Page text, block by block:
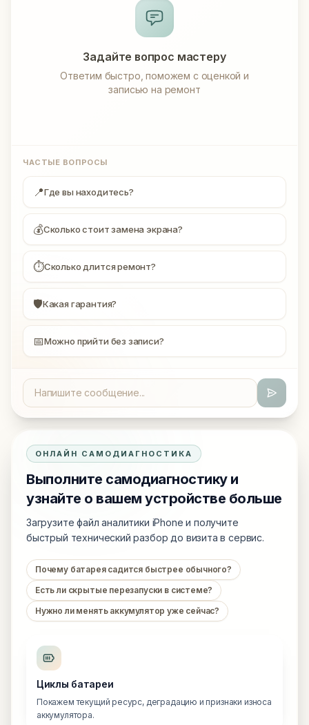
Задайте вопрос мастеру
Ответим быстро, поможем с оценкой и
записью на ремонт
ЧАСТЫЕ ВОПРОСЫ
📍Где вы находитесь?
💰Сколько стоит замена экрана?
⏱Сколько длится ремонт?
🛡Какая гарантия?
📅Можно прийти без записи?
ОНЛАЙН САМОДИАГНОСТИКА
Выполните самодиагностику и
узнайте о вашем устройстве больше
Загрузите файл аналитики iPhone и получите
быстрый технический разбор до визита в сервис.
Почему батарея садится быстрее обычного?
Есть ли скрытые перезапуски в системе?
Нужно ли менять аккумулятор уже сейчас?
Циклы батареи
Покажем текущий ресурс, деградацию и признаки износа
аккумулятора.